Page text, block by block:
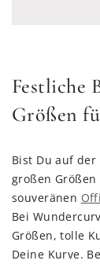
Festliche
Größen
Bist Du auf der
großen
souveränen
Bei
Größen, tolle
Deine Kurve.